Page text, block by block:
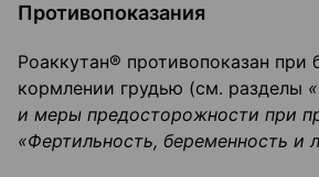
Противопоказания
Роаккутан® противопоказан при
кормлении грудью (см. разделы
и меры предосторожности при
«Фертильность, беременность и